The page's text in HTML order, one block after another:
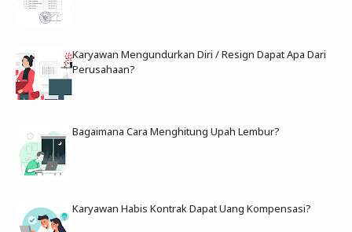
Karyawan Mengundurkan Diri / Resign Dapat Apa Dari
Perusahaan?
Bagaimana Cara Menghitung Upah Lembur?
Karyawan Habis Kontrak Dapat Uang Kompensasi?